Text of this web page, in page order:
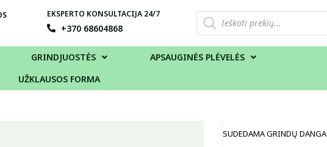
EKSPERTO KONSULTACIJA 24/7
+370 68604868
GRINDJUOSTĖS
APSAUGINĖS PLĖVELĖS
UŽKLAUSOS FORMA
SUDEDAMA GRINDŲ DANGA